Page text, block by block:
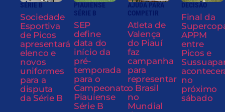
SÉRIE B
Sociedade
Esportiva
de Picos
apresentará
elenco e
novos
uniformes
para a
disputa
da Série B
PIAUIENSE
SÉRIE B
SEP
define
data do
início da
pré-
temporada
para o
Campeonato
Piauiense
Série B
AJUDA PARA
COMPETIR
Atleta de
Valença
do Piauí
faz
campanha
para
representar
o Brasil
no
Mundial
DECISÃO
Final da
APPM
entre
Picos e
no
próximo
sábado